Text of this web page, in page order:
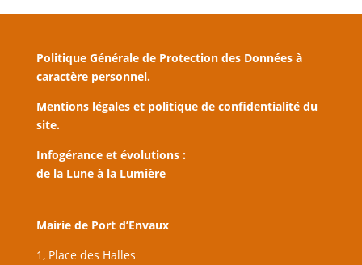
Politique Générale de Protection des Données à
caractère personnel.
Mentions légales et politique de confidentialité du
site.
Infogérance et évolutions :
de la Lune à la Lumière
Mairie de Port d’Envaux
1, Place des Halles